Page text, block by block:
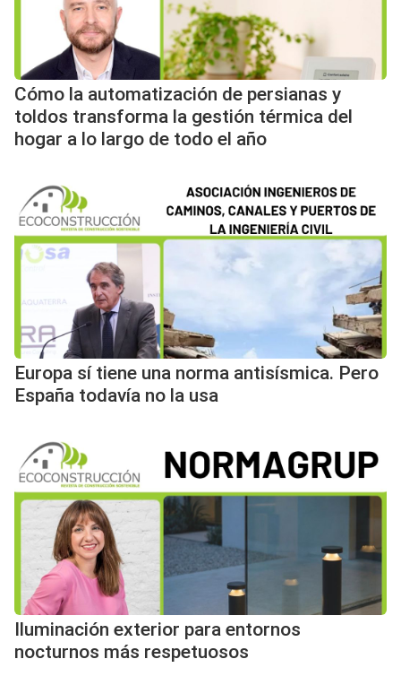
Cómo la automatización de persianas y
toldos transforma la gestión térmica del
hogar a lo largo de todo el año
Europa sí tiene una norma antisísmica. Pero
España todavía no la usa
Iluminación exterior para entornos
nocturnos más respetuosos